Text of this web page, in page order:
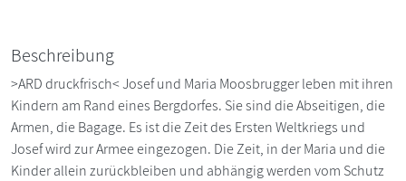
Beschreibung
>ARD druckfrisch< Josef und Maria Moosbrugger leben mit ihren
Kindern am Rand eines Bergdorfes. Sie sind die Abseitigen, die
Armen, die Bagage. Es ist die Zeit des Ersten Weltkriegs und
Josef wird zur Armee eingezogen. Die Zeit, in der Maria und die
Kinder allein zurückbleiben und abhängig werden vom Schutz